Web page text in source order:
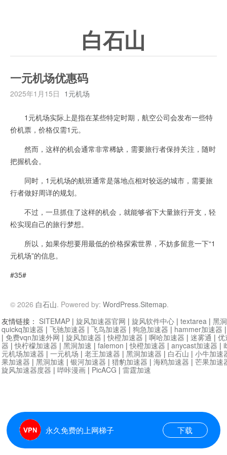
白石山
一元机场优惠码
2025年1月15日 1元机场
1元机场实际上是指在某些特定时期，航空公司会发布一些特
价机票，价格仅需1元。
然而，这样的机会通常非常稀缺，需要旅行者保持关注，随时
把握机会。
同时，1元机场的航班通常是落地点相对较远的城市，需要旅
行者做好周详的规划。
不过，一旦抓住了这样的机会，就能够省下大量旅行开支，轻
松实现自己的旅行梦想。
所以，如果你想要用最低的价格探索世界，不妨多留意一下“1
元机场”的信息。
#35#
© 2026 白石山. Powered by: WordPress.Sitemap.
永久免费的上网梯子 下载
友情链接： SITEMAP | 旋风加速器官网 | 旋风软件中心 | textarea | 黑
quickq加速器 | 飞驰加速器 | 飞鸟加速器 | 狗急加速器 | hammer加速器
| 免费vqn加速外网 | 旋风加速器 |快橙加速器 | 啊哈加速器 | 迷雾通 | 优
器 |快柠檬加速器 | 黑洞加速 | falemon |快橙加速器 | anycast加速器 |
元机场加速器 | 一元机场 | 老王加速器 | 黑洞加速器 | 白石山 | 小牛加速
果加速器 | 黑洞加速 | 银河加速器 | 猎豹加速器 | 海鸥加速器 | 芒果加速
旋风加速器度器 | 哔咔漫画 | PicACG | 雷霆加速